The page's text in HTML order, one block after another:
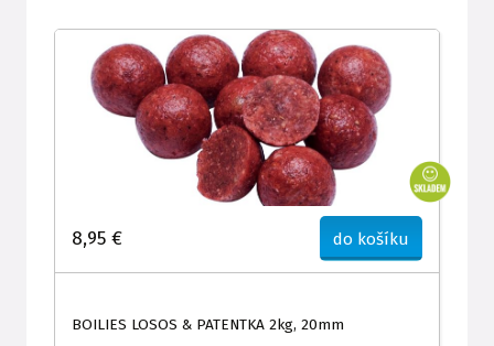
8,95 € do košíku
BOILIES LOSOS & PATENTKA 2kg, 20mm